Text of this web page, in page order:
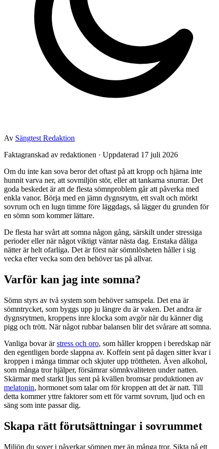
Av Sängtest Redaktion
Faktagranskad av redaktionen · Uppdaterad 17 juli 2026
Om du inte kan sova beror det oftast på att kropp och hjärna inte
hunnit varva ner, att sovmiljön stör, eller att tankarna snurrar. Det
goda beskedet är att de flesta sömnproblem går att påverka med
enkla vanor. Börja med en jämn dygnsrytm, ett svalt och mörkt
sovrum och en lugn timme före läggdags, så lägger du grunden för
en sömn som kommer lättare.
De flesta har svårt att somna någon gång, särskilt under stressiga
perioder eller när något viktigt väntar nästa dag. Enstaka dåliga
nätter är helt ofarliga. Det är först när sömnlösheten håller i sig
vecka efter vecka som den behöver tas på allvar.
Varför kan jag inte somna?
Sömn styrs av två system som behöver samspela. Det ena är
sömntrycket, som byggs upp ju längre du är vaken. Det andra är
dygnsrytmen, kroppens inre klocka som avgör när du känner dig
pigg och trött. När något rubbar balansen blir det svårare att somna.
Vanliga bovar ärstress och oro, som håller kroppen i beredskap när
den egentligen borde slappna av. Koffein sent på dagen sitter kvar i
kroppen i många timmar och skjuter upp tröttheten. Även alkohol,
som många tror hjälper, försämrar sömnkvaliteten under natten.
Skärmar med starkt ljus sent på kvällen bromsar produktionen av
melatonin, hormonet som talar om för kroppen att det är natt. Till
detta kommer yttre faktorer som ett för varmt sovrum, ljud och en
säng som inte passar dig.
Skapa rätt förutsättningar i sovrummet
Miljön du sover i påverkar sömnen mer än många tror. Sikta på ett